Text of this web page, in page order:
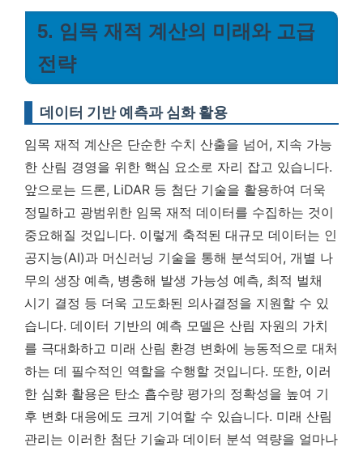
5. 임목 재적 계산의 미래와 고급
전략
데이터 기반 예측과 심화 활용
임목 재적 계산은 단순한 수치 산출을 넘어, 지속 가능
한 산림 경영을 위한 핵심 요소로 자리 잡고 있습니다.
앞으로는 드론, LiDAR 등 첨단 기술을 활용하여 더욱
정밀하고 광범위한 임목 재적 데이터를 수집하는 것이
중요해질 것입니다. 이렇게 축적된 대규모 데이터는 인
공지능(AI)과 머신러닝 기술을 통해 분석되어, 개별 나
무의 생장 예측, 병충해 발생 가능성 예측, 최적 벌채
시기 결정 등 더욱 고도화된 의사결정을 지원할 수 있
습니다. 데이터 기반의 예측 모델은 산림 자원의 가치
를 극대화하고 미래 산림 환경 변화에 능동적으로 대처
하는 데 필수적인 역할을 수행할 것입니다. 또한, 이러
한 심화 활용은 탄소 흡수량 평가의 정확성을 높여 기
후 변화 대응에도 크게 기여할 수 있습니다. 미래 산림
관리는 이러한 첨단 기술과 데이터 분석 역량을 얼마나